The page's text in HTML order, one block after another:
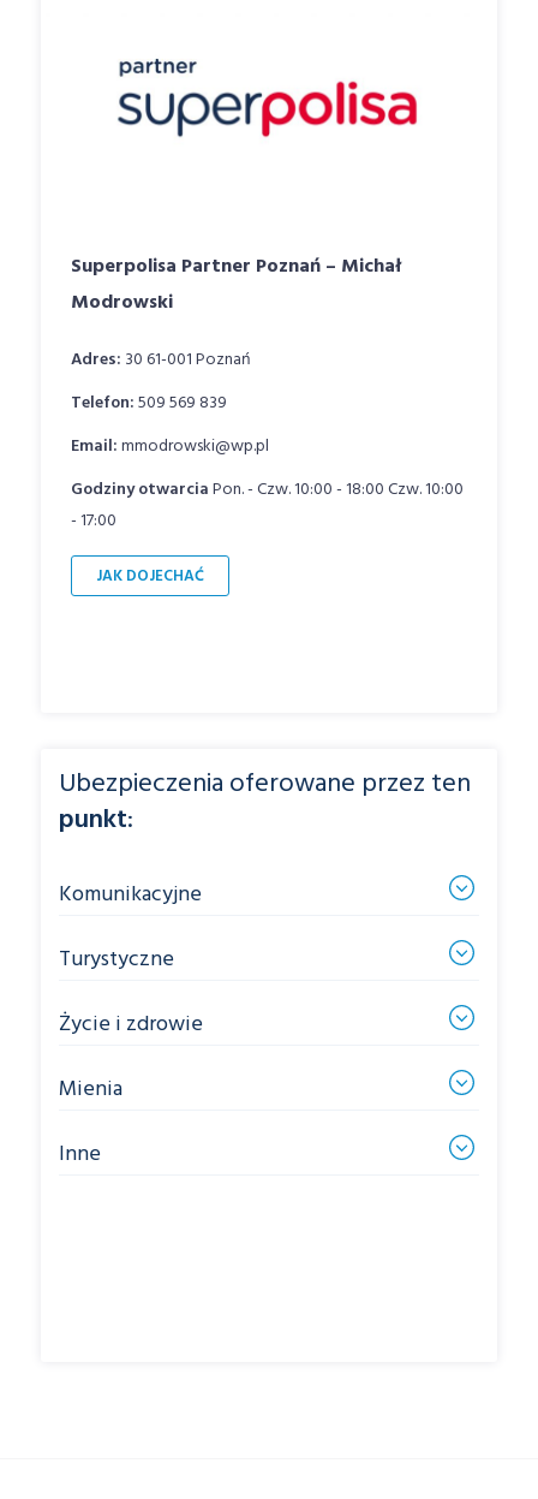
Superpolisa Partner Poznań – Michał
Modrowski
Adres: 30 61-001 Poznań
Telefon:509 569 839
Email:mmodrowski@wp.pl
Godziny otwarciaPon. - Czw. 10:00 - 18:00 Czw. 10:00
- 17:00
JAK DOJECHAĆ
Ubezpieczenia oferowane przez ten
punkt:
Komunikacyjne
Turystyczne
Życie i zdrowie
Mienia
Inne